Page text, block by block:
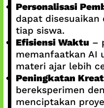
Personalisasi
dapat disesuaikan
tiap siswa.
Efisiensi Waktu –
memanfaatkan AI
materi ajar lebih
Peningkatan
bereksperimen
menciptakan